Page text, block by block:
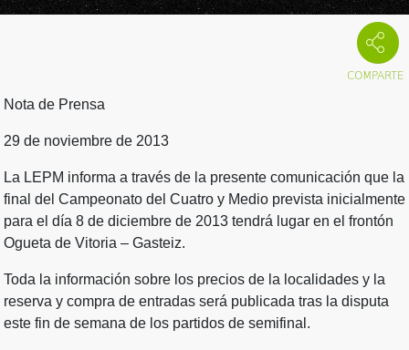
Nota de Prensa
29 de noviembre de 2013
La LEPM informa a través de la presente comunicación que la
final del Campeonato del Cuatro y Medio prevista inicialmente
para el día 8 de diciembre de 2013 tendrá lugar en el frontón
Ogueta de Vitoria – Gasteiz.
Toda la información sobre los precios de la localidades y la
reserva y compra de entradas será publicada tras la disputa
este fin de semana de los partidos de semifinal.